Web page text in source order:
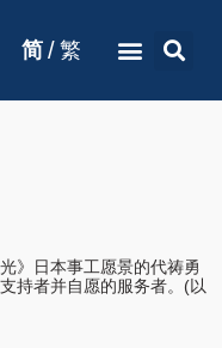
简 / 繁
》日本事工愿景的代祷勇
持者并自愿的服务者。(以